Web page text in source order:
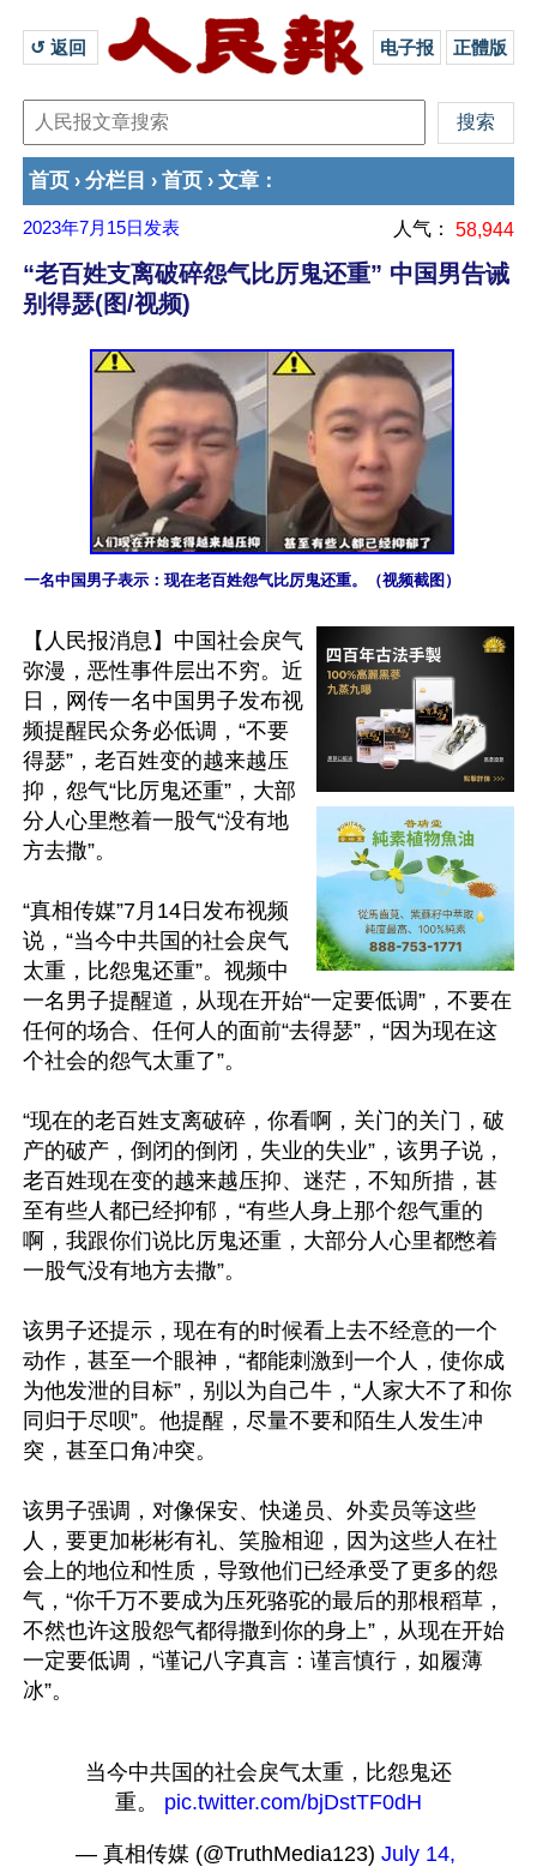
↺ 返回 电子报 正體版
首页 › 分栏目 › 首页 › 文章 ：
2023年7月15日 发表 人气： 58,944
“老百姓支离破碎怨气比厉鬼还重” 中国男告诫
别得瑟(图/视频)
一名中国男子表示：现在老百姓怨气比厉鬼还重。（视频截图）
【人民报消息】中国社会戾气
弥漫，恶性事件层出不穷。近
日，网传一名中国男子发布视
频提醒民众务必低调，“不要
得瑟”，老百姓变的越来越压
抑，怨气“比厉鬼还重”，大部
分人心里憋着一股气“没有地
方去撒”。
“真相传媒”7月14日发布视频
说，“当今中共国的社会戾气
太重，比怨鬼还重”。视频中
一名男子提醒道，从现在开始“一定要低调”，不要在
任何的场合、任何人的面前“去得瑟”，“因为现在这
个社会的怨气太重了”。
“现在的老百姓支离破碎，你看啊，关门的关门，破
产的破产，倒闭的倒闭，失业的失业”，该男子说，
老百姓现在变的越来越压抑、迷茫，不知所措，甚
至有些人都已经抑郁，“有些人身上那个怨气重的
啊，我跟你们说比厉鬼还重，大部分人心里都憋着
一股气没有地方去撒”。
该男子还提示，现在有的时候看上去不经意的一个
动作，甚至一个眼神，“都能刺激到一个人，使你成
为他发泄的目标”，别以为自己牛，“人家大不了和你
同归于尽呗”。他提醒，尽量不要和陌生人发生冲
突，甚至口角冲突。
该男子强调，对像保安、快递员、外卖员等这些
人，要更加彬彬有礼、笑脸相迎，因为这些人在社
会上的地位和性质，导致他们已经承受了更多的怨
气，“你千万不要成为压死骆驼的最后的那根稻草，
不然也许这股怨气都得撒到你的身上”，从现在开始
一定要低调，“谨记八字真言：谨言慎行，如履薄
当今中共国的社会戾气太重，比怨鬼还
重。 pic.twitter.com/bjDstTF0dH
— 真相传媒 (@TruthMedia123) July 14,